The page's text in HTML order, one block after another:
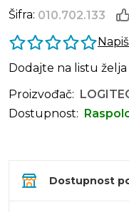
Šifra: 010.702.133
Dodajte na listu želja
Proizvođač:
Dostupnost:
Dostupnost